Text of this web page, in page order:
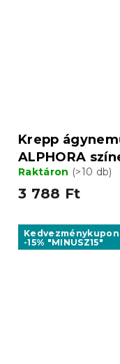
Krepp
ALPHORA
Raktáron (>10 db)
3 788 Ft
Kedvezménykupon
-15% "MINUSZ15"